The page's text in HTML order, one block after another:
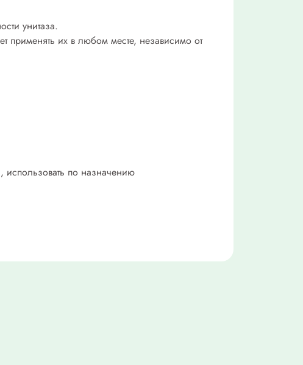
унитаза.
применять их в любом месте, независимо от
использовать по назначению